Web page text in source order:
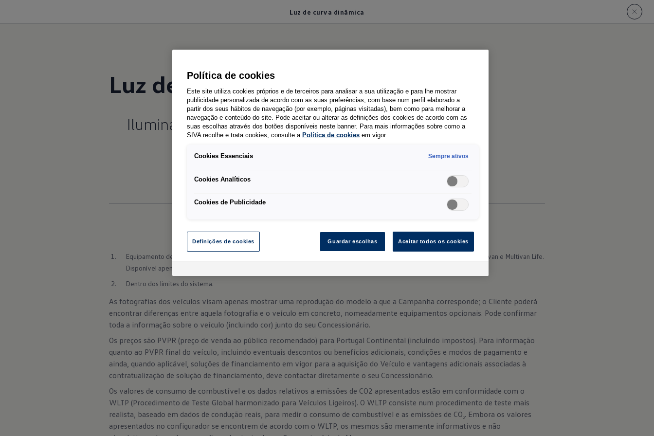
Luz de curva dinâmica
Luz de curva dinâmica
Ilumina acurva
conforme o grau de curvatura, iluminando melhor a
Equipamento de série para a Multivan Style e a Multivan Energetic. Equipamento opcional por um valor adicional para a Multivan e Multivan Life.
Disponível apenas em pacote com faróis Matrix LED IQ.Light.
Dentro dos limites do sistema.
As fotografias dos veículos visam apenas mostrar uma reprodução do modelo a que a Campanha corresponde; o Cliente poderá
encontrar diferenças entre aquela fotografia e o veículo em concreto, nomeadamente equipamentos opcionais. Pode confirmar
toda a informação sobre o veículo (incluindo cor) junto do seu Concessionário.
Os preços são PVPR (preço de venda ao público recomendado) para Portugal Continental (incluindo impostos). Para informação
quanto ao PVPR final do veículo, incluindo eventuais descontos ou benefícios adicionais, condições e modos de pagamento e
ainda, quando aplicável, soluções de financiamento em vigor para a aquisição do Veículo e vantagens adicionais associadas à
contratualização de solução de financiamento, deve contactar diretamente o seu Concessionário.
Os valores de consumo de combustível e os dados relativos a emissões de CO2 apresentados estão em conformidade com o
WLTP (Procedimento de Teste Global harmonizado para Veículos Ligeiros). O WLTP consiste num procedimento de teste mais
realista, baseado em dados de condução reais, para medir o consumo de combustível e as emissões de CO 2. Embora os valores
apresentados no configurador se encontrem de acordo com o WLTP, os mesmos são meramente informativos e não
Política de cookies
Este site utiliza cookies próprios e de terceiros para analisar a sua utilização e para lhe mostrar
publicidade personalizada de acordo com as suas preferências, com base num perfil elaborado a
partir dos seus hábitos de navegação (por exemplo, páginas visitadas), bem como para melhorar a
navegação e conteúdo do site. Pode aceitar ou alterar as definições dos cookies de acordo com as
suas escolhas através dos botões disponíveis neste banner. Para mais informações sobre como a
SIVA recolhe e trata cookies, consulte a Política de cookies em vigor.
Cookies Essenciais Sempre ativos
Cookies Analíticos
Cookies de Publicidade
Definições de cookies Guardar escolhas Aceitar todos os cookies